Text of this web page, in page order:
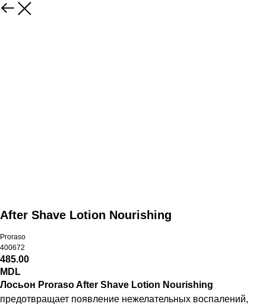
After Shave Lotion Nourishing
Proraso
400672
485.00
MDL
Лосьон Proraso After Shave Lotion Nourishing
предотвращает появление нежелательных воспалений,